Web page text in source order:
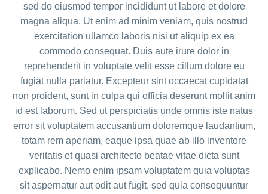
sed do eiusmod tempor incididunt ut labore et dolore
magna aliqua. Ut enim ad minim veniam, quis nostrud
exercitation ullamco laboris nisi ut aliquip ex ea
commodo consequat. Duis aute irure dolor in
reprehenderit in voluptate velit esse cillum dolore eu
fugiat nulla pariatur. Excepteur sint occaecat cupidatat
non proident, sunt in culpa qui officia deserunt mollit anim
id est laborum. Sed ut perspiciatis unde omnis iste natus
error sit voluptatem accusantium doloremque laudantium,
totam rem aperiam, eaque ipsa quae ab illo inventore
veritatis et quasi architecto beatae vitae dicta sunt
explicabo. Nemo enim ipsam voluptatem quia voluptas
sit aspernatur aut odit aut fugit, sed quia consequuntur